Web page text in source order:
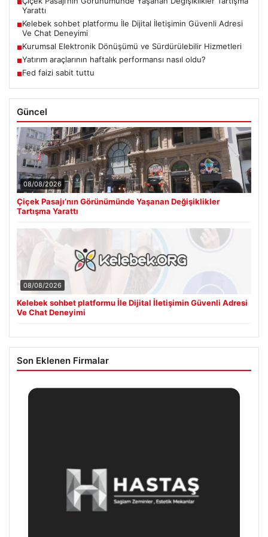
■
Yarattı
■Kelebek sohbet platformu İle Dijital İletişimin Güvenli Adresi
Ve Chat Deneyimi
■Kurumsal Elektronik Dönüşümü ve Sürdürülebilir Hizmetleri
■Yatırım araçlarının haftalık performansı nasıl oldu?
■Fed faizi sabit tuttu
Güncel
08/08/2026
Çiçek Pasajı’nın Görünümünde Yaşanan Değişiklikler
Tartışma Yarattı
08/08/2026
Kelebek sohbet platformu İle Dijital İletişimin Güvenli Adresi
Ve Chat Deneyimi
Son Eklenen Firmalar